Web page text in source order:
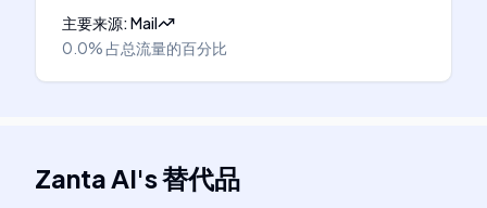
主要来源:Mail
0.0%占总流量的百分比
Zanta AI's替代品